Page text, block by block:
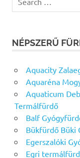
for:
NÉPSZERŰ
Aquacity
Aquaréna
Aquaticum
Termálfürdő
Balf
Bükfürdő Büki
Egerszalóki
Egri